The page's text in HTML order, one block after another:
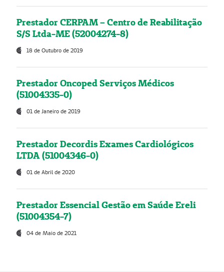
Prestador CERPAM – Centro de Reabilitação
S/S Ltda-ME (52004274-8)
18 de Outubro de 2019
Prestador Oncoped Serviços Médicos
(51004335-0)
01 de Janeiro de 2019
Prestador Decordis Exames Cardiológicos
LTDA (51004346-0)
01 de Abril de 2020
Prestador Essencial Gestão em Saúde Ereli
(51004354-7)
04 de Maio de 2021